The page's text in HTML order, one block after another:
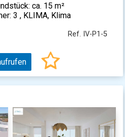
ca. 15 m²
3 , KLIMA, Klima
Ref. IV-P1-5